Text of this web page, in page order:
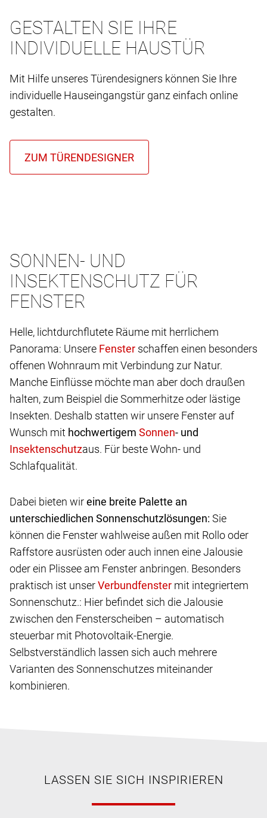
GESTALTEN SIE IHRE
INDIVIDUELLE HAUSTÜR
Mit Hilfe unseres Türendesigners können Sie Ihre
individuelle Hauseingangstür ganz einfach online
gestalten.
SONNEN- UND
INSEKTENSCHUTZ FÜR
FENSTER
Helle, lichtdurchflutete Räume mit herrlichem
Panorama: Unsere
schaffen einen besonders
offenen Wohnraum mit Verbindung zur Natur.
Manche Einflüsse möchte man aber doch draußen
halten, zum Beispiel die Sommerhitze oder lästige
Insekten. Deshalb statten wir unsere Fenster auf
Wunsch mit hochwertigem
- und
aus. Für beste Wohn- und
Schlafqualität.
Dabei bieten wireine breite Palette an
unterschiedlichen Sonnenschutzlösungen: Sie
können die Fenster wahlweise außen mit Rollo oder
Raffstore ausrüsten oder auch innen eine Jalousie
oder ein Plissee am Fenster anbringen. Besonders
praktisch ist unser
mit integriertem
Sonnenschutz.: Hier befindet sich die Jalousie
zwischen den Fensterscheiben – automatisch
steuerbar mit Photovoltaik-Energie.
Selbstverständlich lassen sich auch mehrere
Varianten des Sonnenschutzes miteinander
kombinieren.
LASSEN SIE SICH INSPIRIEREN